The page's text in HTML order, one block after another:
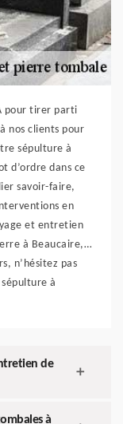
pour tirer parti
nos clients pour
sépulture à
d’ordre dans ce
savoir-faire,
en
et entretien
à Beaucaire,…
n’hésitez pas
à
de
à